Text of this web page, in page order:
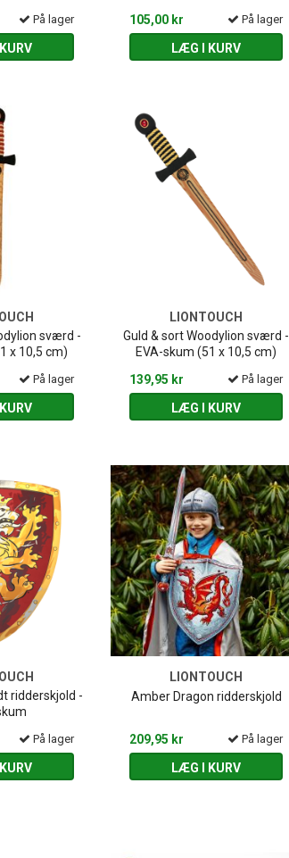
På lager
105,00 kr
På lager
LÆG I KURV
sværd -
x 10,5 cm)
På lager
LIONTOUCH
Guld & sort Woodylion sværd -
EVA-skum (51 x 10,5 cm)
139,95 kr
På lager
LÆG I KURV
ridderskjold -
På lager
LIONTOUCH
Amber Dragon ridderskjold
209,95 kr På lager
LÆG I KURV